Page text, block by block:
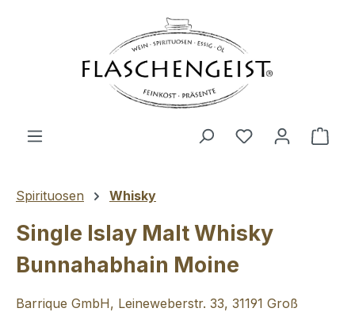
Du hast 0
Spirituosen Whisky
Single Islay Malt Whisky
Bunnahabhain Moine
Barrique GmbH, Leineweberstr. 33, 31191 Groß